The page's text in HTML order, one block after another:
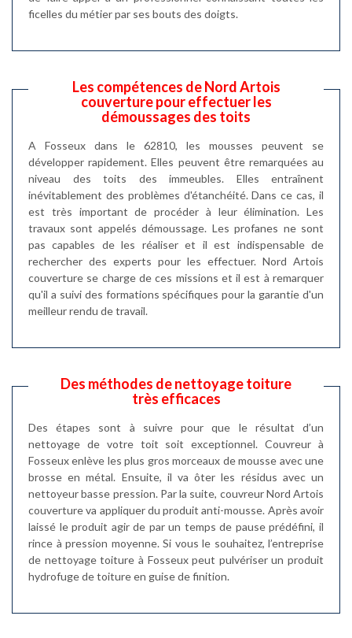
ficelles du métier par ses bouts des doigts.
Les compétences de Nord Artois
couverture pour effectuer les
démoussages des toits
A Fosseux dans le 62810, les mousses peuvent se
développer rapidement. Elles peuvent être remarquées au
niveau des toits des immeubles. Elles entraînent
inévitablement des problèmes d'étanchéité. Dans ce cas, il
est très important de procéder à leur élimination. Les
travaux sont appelés démoussage. Les profanes ne sont
pas capables de les réaliser et il est indispensable de
rechercher des experts pour les effectuer. Nord Artois
couverture se charge de ces missions et il est à remarquer
qu'il a suivi des formations spécifiques pour la garantie d'un
meilleur rendu de travail.
Des méthodes de nettoyage toiture
très efficaces
Des étapes sont à suivre pour que le résultat d’un
nettoyage de votre toit soit exceptionnel. Couvreur à
Fosseux enlève les plus gros morceaux de mousse avec une
brosse en métal. Ensuite, il va ôter les résidus avec un
nettoyeur basse pression. Par la suite, couvreur Nord Artois
couverture va appliquer du produit anti-mousse. Après avoir
laissé le produit agir de par un temps de pause prédéfini, il
rince à pression moyenne. Si vous le souhaitez, l’entreprise
de nettoyage toiture à Fosseux peut pulvériser un produit
hydrofuge de toiture en guise de finition.